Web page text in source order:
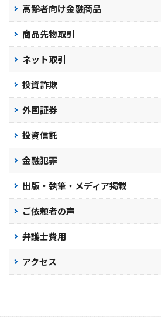
高齢者向け金融商品
商品先物取引
ネット取引
投資詐欺
外国証券
投資信託
金融犯罪
出版・執筆・メディア掲載
ご依頼者の声
弁護士費用
アクセス